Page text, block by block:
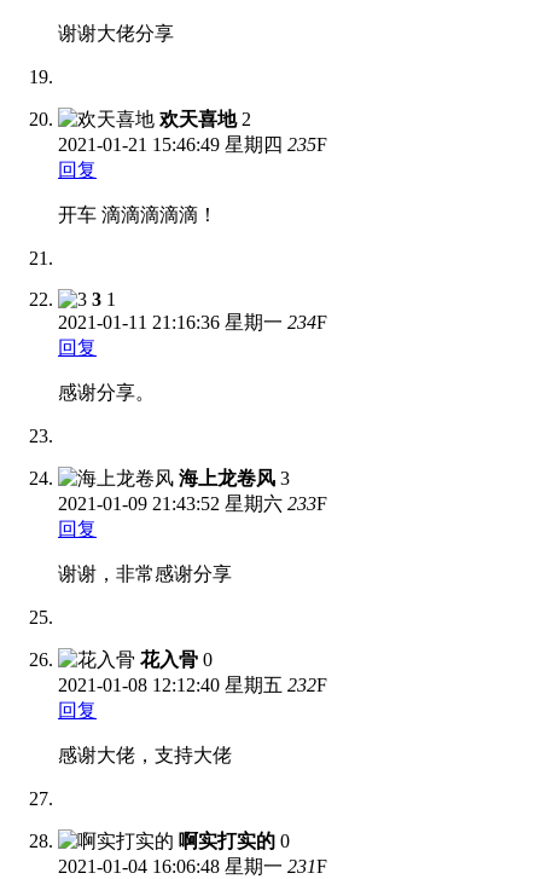
谢谢大佬分享
欢天喜地 2
2021-01-21 15:46:49 星期四 235F
回复
开车 滴滴滴滴滴！
3 1
2021-01-11 21:16:36 星期一 234F
回复
感谢分享。
海上龙卷风 3
2021-01-09 21:43:52 星期六 233F
回复
谢谢，非常感谢分享
花入骨 0
2021-01-08 12:12:40 星期五 232F
回复
感谢大佬，支持大佬
啊实打实的 0
2021-01-04 16:06:48 星期一 231F